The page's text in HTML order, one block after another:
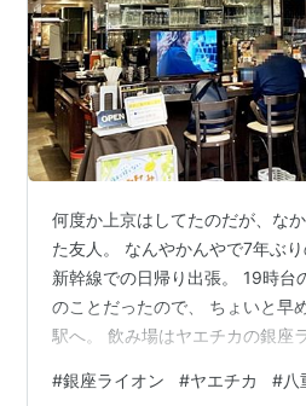
何度か上京はしてたのだが、な
た友人。 なんやかんやで7年ぶり
新幹線での日帰り出張。 19時台
のことだったので、 ちょいと早
駅へ。 飲み場はヤエチカの銀座
に、 「ハゲとるやないかい！」
#銀座ライオン #ヤエチカ #八